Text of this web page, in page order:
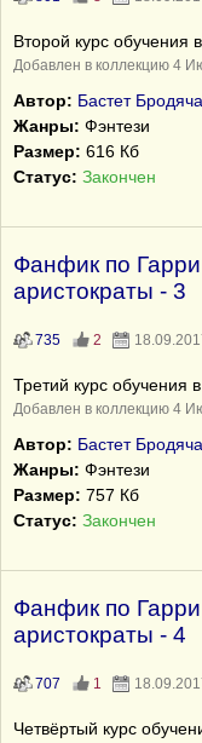
Второй курс обучения
Добавлен в коллекцию 4
Автор: Бастет
Жанры: Фэнтези
Размер: 616 Кб
Статус: Закончен
Фанфик по
аристократы - 3
735 2
Третий курс обучения
Добавлен в коллекцию 4
Автор: Бастет
Жанры: Фэнтези
Размер: 757 Кб
Статус: Закончен
Фанфик по
аристократы - 4
707 1
Четвёртый курс